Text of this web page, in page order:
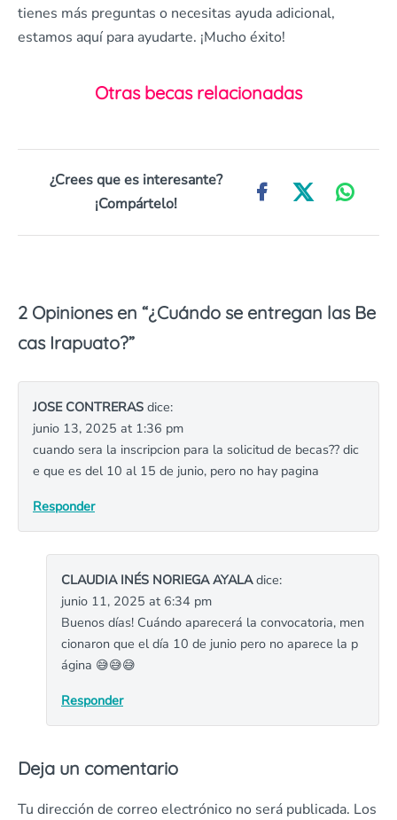
tienes más preguntas o necesitas ayuda adicional,
estamos aquí para ayudarte. ¡Mucho éxito!
Otras becas relacionadas
¿Crees que es interesante?
¡Compártelo!
2 Opiniones en “¿Cuándo se entregan las Be
cas Irapuato?”
JOSE CONTRERAS dice:
junio 13, 2025 at 1:36 pm
cuando sera la inscripcion para la solicitud de becas?? dic
e que es del 10 al 15 de junio, pero no hay pagina
Responder
CLAUDIA INÉS NORIEGA AYALAdice:
junio 11, 2025 at 6:34 pm
Buenos días! Cuándo aparecerá la convocatoria, men
cionaron que el día 10 de junio pero no aparece la p
ágina 😅😅😅
Responder
Deja un comentario
Tu dirección de correo electrónico no será publicada. Los